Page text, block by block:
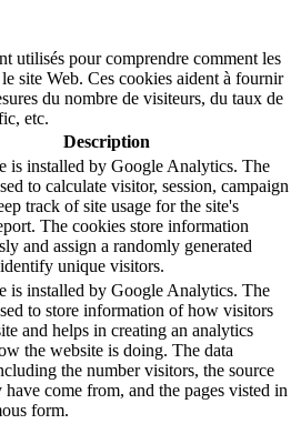
utilisés pour comprendre comment les
site Web. Ces cookies aident à fournir
du nombre de visiteurs, du taux de
etc.
Description
is installed by Google Analytics. The
to calculate visitor, session, campaign
track of site usage for the site's
The cookies store information
and assign a randomly generated
unique visitors.
is installed by Google Analytics. The
to store information of how visitors
and helps in creating an analytics
the website is doing. The data
the number visitors, the source
have come from, and the pages visted in
form.